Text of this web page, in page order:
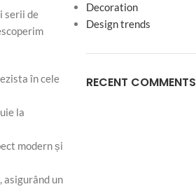
serii de
în cele
la
modern și
asigurând un
Decoration
Design trends
RECENT COMMENTS